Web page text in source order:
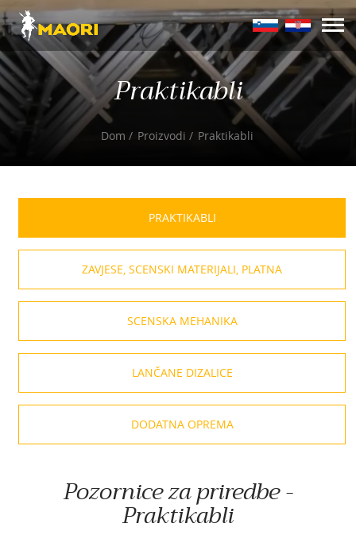
Praktikabli
Dom Proizvodi Praktikabli
PRAKTIKABLI
ZAVJESE, SCENSKI MATERIJALI, PLATNA
SCENSKA MEHANIKA
LANČANE DIZALICE
DODATNA OPREMA
Pozornice za priredbe -
Praktikabli